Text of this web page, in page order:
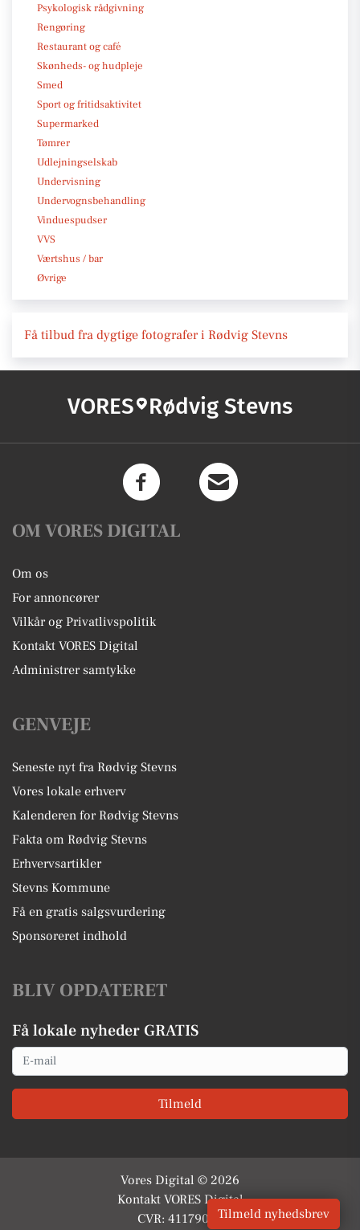
Psykologisk rådgivning
Rengøring
Restaurant og café
Skønheds- og hudpleje
Smed
Sport og fritidsaktivitet
Supermarked
Tømrer
Udlejningselskab
Undervisning
Undervognsbehandling
Vinduespudser
VVS
Værtshus / bar
Øvrige
Få tilbud fra dygtige fotografer i Rødvig Stevns
VORES Rødvig Stevns
OM VORES DIGITAL
Om os
For annoncører
Vilkår og Privatlivspolitik
Kontakt VORES Digital
Administrer samtykke
GENVEJE
Seneste nyt fra Rødvig Stevns
Vores lokale erhverv
Kalenderen for Rødvig Stevns
Fakta om Rødvig Stevns
Erhvervsartikler
Stevns Kommune
Få en gratis salgsvurdering
Sponsoreret indhold
BLIV OPDATERET
Få lokale nyheder GRATIS
Email
Tilmeld
Vores Digital © 2026
Kontakt VORES Digital
CVR: 41179082Tilmeld nyhedsbrev